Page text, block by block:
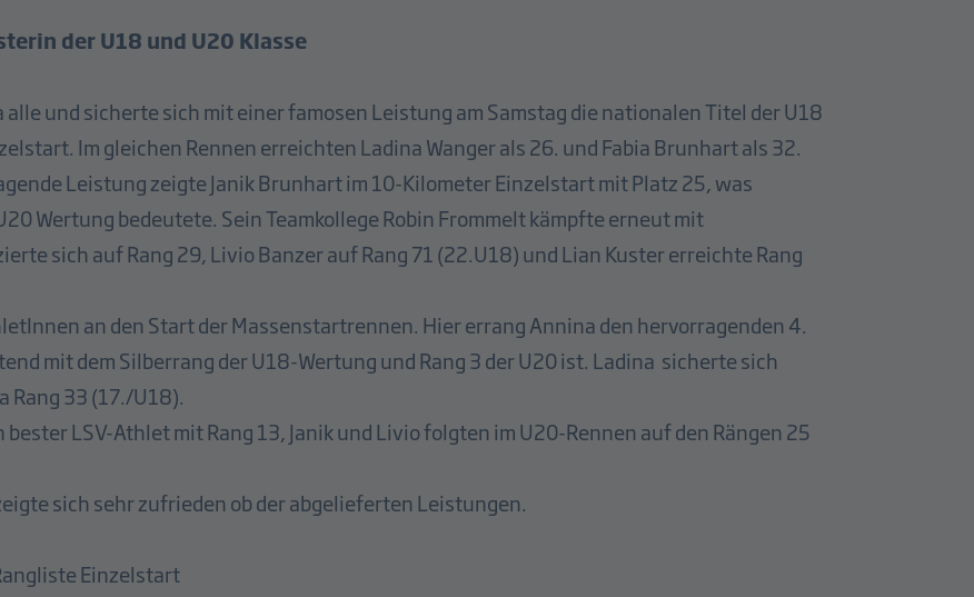
der U18 und U20 Klasse
und sicherte sich mit einer famosen Leistung am Samstag die nationalen Titel der U18
Im gleichen Rennen erreichten Ladina Wanger als 26. und Fabia Brunhart als 32.
Leistung zeigte Janik Brunhart im 10-Kilometer Einzelstart mit Platz 25, was
Wertung bedeutete. Sein Teamkollege Robin Frommelt kämpfte erneut mit
sich auf Rang 29, Livio Banzer auf Rang 71 (22.U18) und Lian Kuster erreichte Rang
an den Start der Massenstartrennen. Hier errang Annina den hervorragenden 4.
mit dem Silberrang der U18-Wertung und Rang 3 der U20 ist. Ladina sicherte sich
Rang 33 (17./U18).
LSV-Athlet mit Rang 13, Janik und Livio folgten im U20-Rennen auf den Rängen 25
sich sehr zufrieden ob der abgelieferten Leistungen.
Einzelstart